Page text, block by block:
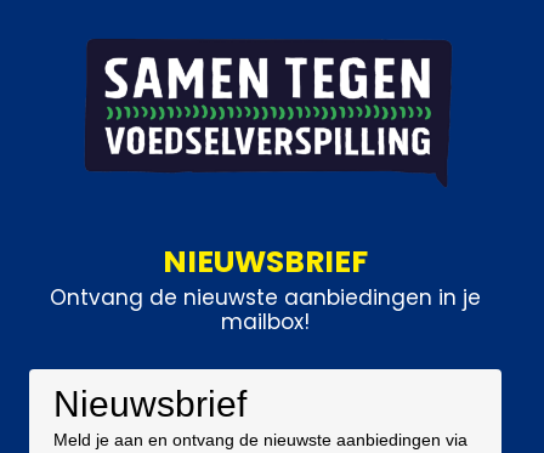
NIEUWSBRIEF
Ontvang de nieuwste aanbiedingen in je
mailbox!
Nieuwsbrief
Meld je aan en ontvang de nieuwste aanbiedingen via